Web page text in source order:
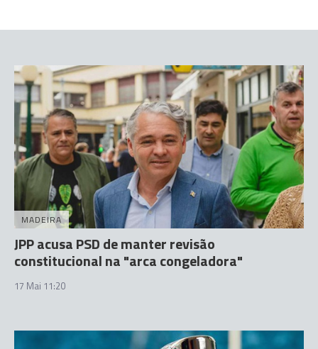
MADEIRA
JPP acusa PSD de manter revisão
constitucional na "arca congeladora"
17 Mai 11:20